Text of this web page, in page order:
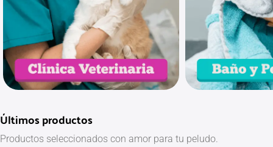
Últimos productos
Productos seleccionados con amor para tu peludo.